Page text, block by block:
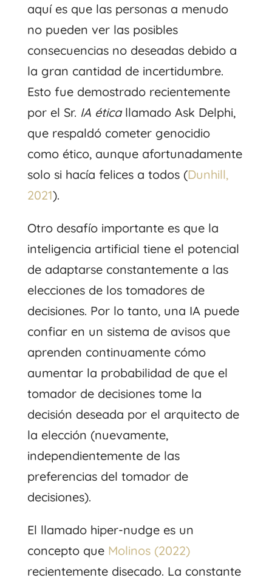
aquí es que las personas a menudo
no pueden ver las posibles
consecuencias no deseadas debido a
la gran cantidad de incertidumbre.
Esto fue demostrado recientemente
por el Sr. IA ética llamado Ask Delphi,
que respaldó cometer genocidio
como ético, aunque afortunadamente
solo si hacía felices a todos (Dunhill,
2021).
Otro desafío importante es que la
inteligencia artificial tiene el potencial
de adaptarse constantemente a las
elecciones de los tomadores de
decisiones. Por lo tanto, una IA puede
confiar en un sistema de avisos que
aprenden continuamente cómo
aumentar la probabilidad de que el
tomador de decisiones tome la
decisión deseada por el arquitecto de
la elección (nuevamente,
independientemente de las
preferencias del tomador de
decisiones).
El llamado hiper-nudge es un
concepto que Molinos (2022)
recientemente disecado. La constante